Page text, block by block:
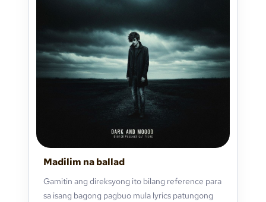
Madilim na ballad
Gamitin ang direksyong ito bilang reference para
sa isang bagong pagbuo mula lyrics patungong